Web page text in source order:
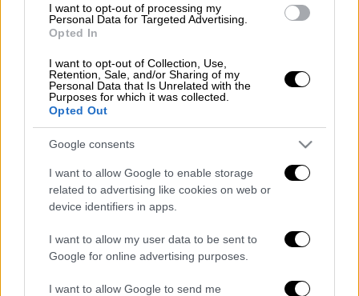
I want to opt-out of processing my
Personal Data for Targeted Advertising.
Opted In
I want to opt-out of Collection, Use,
Retention, Sale, and/or Sharing of my
Personal Data that Is Unrelated with the
Purposes for which it was collected.
Opted Out
Google consents
I want to allow Google to enable storage
related to advertising like cookies on web or
device identifiers in apps.
I want to allow my user data to be sent to
Google for online advertising purposes.
I want to allow Google to send me
Αρκετοί από τους συμπολίτες μας που
και της Θεσσαλονίκης κλήθηκαν να
απαντήσουν στην κάμερα του Open TV αν θα
ψηφίσουν ή θα μείνουν στις αμμουδιές.
Ορισμένοι έδειξαν διάθεση να αφήσουν για
λίγο τα μπάνια του λαού για να ασκήσουν το
εκλογικό τους δικαίωμα, αλλά υπάρχουν και
αυτοί που δεν γνωρίζουν και δεν θέλουν να
ασχοληθούν!